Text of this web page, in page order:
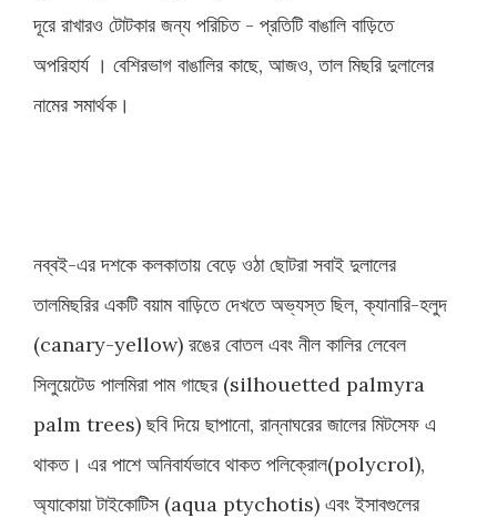
দূরে রাখারও টোটকার জন্য পরিচিত - প্রতিটি বাঙালি বাড়িতে
অপরিহার্য । বেশিরভাগ বাঙালির কাছে, আজও, তাল মিছরি দুলালের
নামের সমার্থক।
নব্বই-এর দশকে কলকাতায় বেড়ে ওঠা ছোটরা সবাই দুলালের
তালমিছরির একটি বয়াম বাড়িতে দেখতে অভ্যস্ত ছিল, ক্যানারি-হলুদ
(canary-yellow) রঙের বোতল এবং নীল কালির লেবেল
সিলুয়েটেড পালমিরা পাম গাছের (silhouetted palmyra
palm trees) ছবি দিয়ে ছাপানো, রান্নাঘরের জালের মিটসেফ এ
থাকত। এর পাশে অনিবার্যভাবে থাকত পলিক্রোল(polycrol),
অ্যাকোয়া টাইকোটিস (aqua ptychotis) এবং ইসাবগুলের